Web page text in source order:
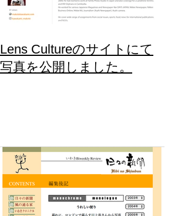
Lens Cultureのサイトにて
写真を公開しました。